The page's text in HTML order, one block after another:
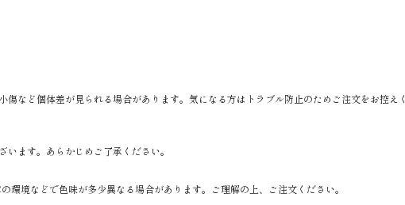
など個体差が見られる場合があります。気になる方はトラブル防止のためご注文をお控えく
ます。あらかじめご了承ください。
環境などで色味が多少異なる場合があります。ご理解の上、ご注文ください。